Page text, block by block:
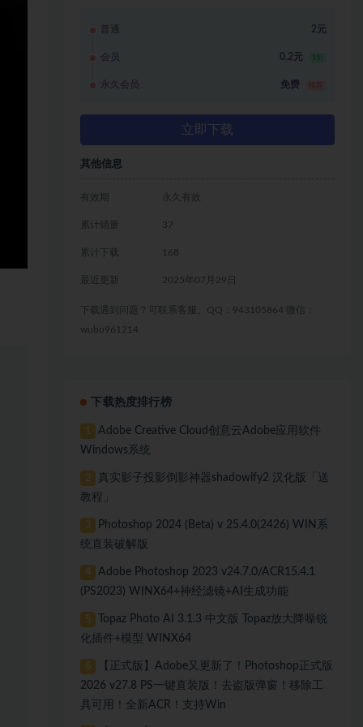
普通 2元
会员 0.2元 1折
永久会员 免费
立即下载
其他信息
有效期 永久有效
累计销量 37
累计下载 168
最近更新 2025年07月29日
下载遇到问题？可联系客服。QQ：943105864 微信：
wubo961214
下载热度排行榜
1
Adobe Creative Cloud创意云Adobe应用软件
Windows系统
2
真实影子投影倒影神器shadowify2 汉化版「送
教程」
3
Photoshop 2024 (Beta) v 25.4.0(2426) WIN系
统直装破解版
4
Adobe Photoshop 2023 v24.7.0/ACR15.4.1
(PS2023) WINX64+神经滤镜+AI生成功能
5
Topaz Photo AI 3.1.3 中文版 Topaz放大降噪锐
化插件+模型 WINX64
6
【正式版】Adobe又更新了！Photoshop正式版
2026 v27.8 PS一键直装版！去盗版弹窗！移除工
具可用！全新ACR！支持Win